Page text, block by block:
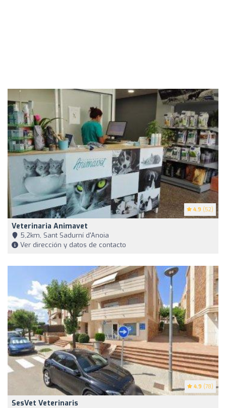
4.9 (52)
Veterinaria Animavet
5,2km, Sant Sadurní d'Anoia
Ver dirección y datos de contacto
4.9 (78)
SesVet Veterinaris